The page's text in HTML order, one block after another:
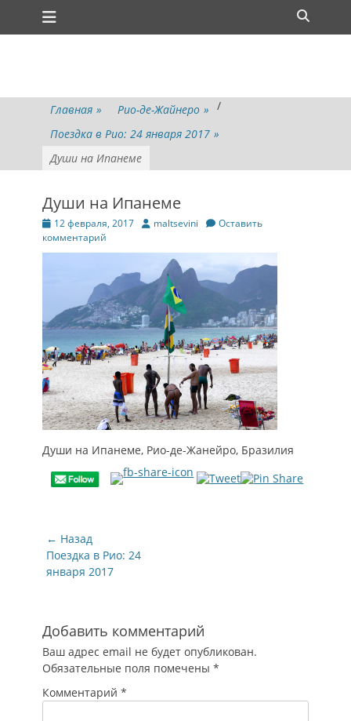
Перейти
Основное меню
Главная » Рио-де-Жайнеро » /
Поездка в Рио: 24 января 2017 »
Души на Ипанеме
Души на Ипанеме
Опубликовано
12 февраля, 2017 Авторmaltsevini
Оставить
комментарий
Души на Ипанеме, Рио-де-Жанейро, Бразилия
Навигация
по
записям
← Назад
Предыдущая
запись:
Поездка в Рио: 24
января 2017
Добавить комментарий
Ваш адрес email не будет опубликован.
Обязательные поля помечены *
Комментарий *